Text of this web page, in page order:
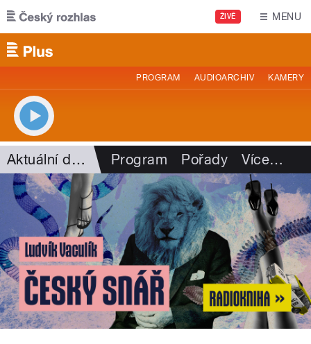
Přejít k hlavnímu obsahu
ŽIVĚ MENU
PROGRAM AUDIOARCHIV KAMERY
Aktuální dění Program Pořady Více…